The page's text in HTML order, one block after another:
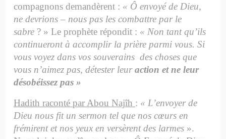
compagnons demandèrent : « Ô envoyé de Dieu,
ne devrions – nous pas les combattre par le
sabre ? » Le prophète répondit : « Non tant qu’ils
continueront à accomplir la prière parmi vous. Si
vous voyez dans vos souverains des choses que
vous n’aimez pas, détester leuraction et ne leur
désobéissez pas »
Hadith raconté par Abou Najîh : « L’envoyer de
Dieu nous fit un sermon tel que nos cœurs en
frémirent et nos yeux en versèrent des larmes ».